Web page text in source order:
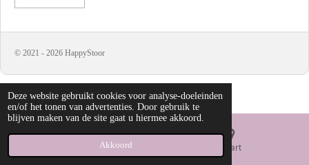
Deze website gebruikt cookies voor analyse-doeleinden
en/of het tonen van advertenties. Door gebruik te
blijven maken van de site gaat u hiermee akkoord.
Akkoord
© 2021 - 2026 HappyStoor
E-mailadres Kaart